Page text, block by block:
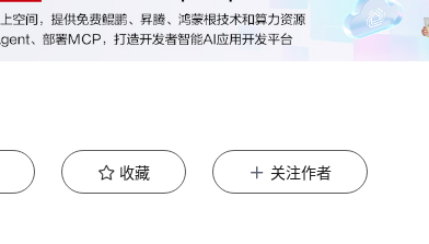
收藏 关注作者